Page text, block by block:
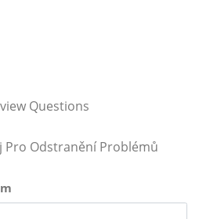
Questions
Pro Odstranění Problémů